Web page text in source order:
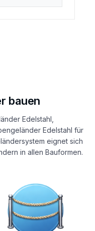
bauen
Edelstahl,
Edelstahl für
eignet sich
in allen Bauformen.